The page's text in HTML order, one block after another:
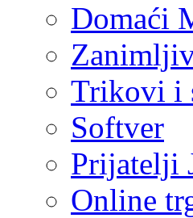
Domaći
Trikovi i
Softver
Prijatelji
Online